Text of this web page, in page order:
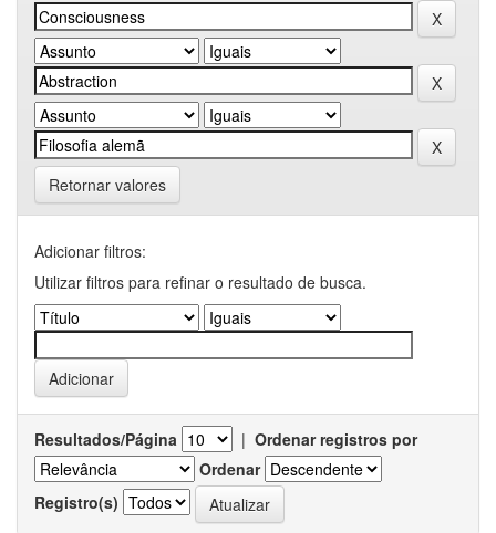
Retornar valores
Adicionar filtros:
Utilizar filtros para refinar o resultado de busca.
Resultados/Página | Ordenar registros por
Ordenar
Registro(s)